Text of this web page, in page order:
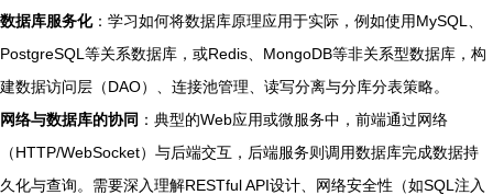
数据库服务化：学习如何将数据库原理应用于实际，例如使用MySQL、
PostgreSQL等关系数据库，或Redis、MongoDB等非关系型数据库，构
建数据访问层（DAO）、连接池管理、读写分离与分库分表策略。
网络与数据库的协同 ：典型的Web应用或微服务中，前端通过网络
（HTTP/WebSocket）与后端交互，后端服务则调用数据库完成数据持
久化与查询。需要深入理解RESTful API设计、网络安全性（如SQL注入